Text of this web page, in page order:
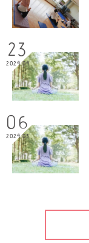
23
2024.04
06
2024.03